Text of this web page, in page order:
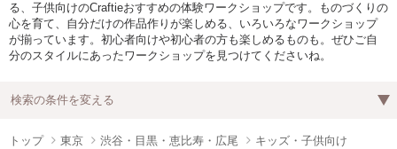
る、子供向けのCraftieおすすめの体験ワークショップです。ものづくりの
心を育て、自分だけの作品作りが楽しめる、いろいろなワークショップ
が揃っています。初心者向けや初心者の方も楽しめるものも。ぜひご自
分のスタイルにあったワークショップを見つけてくださいね。
検索の条件を変える
トップ 東京 渋谷・目黒・恵比寿・広尾 キッズ・子供向け